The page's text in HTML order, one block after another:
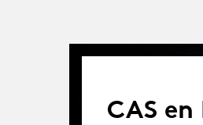
CAS